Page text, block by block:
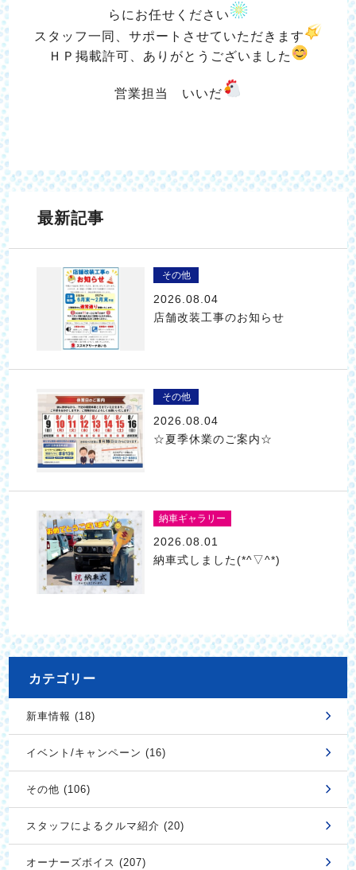
らにお任せください
スタッフ一同、サポートさせていただきます
ＨＰ掲載許可、ありがとうございました
営業担当 いいだ
最新記事
その他
2026.08.04
店舗改装工事のお知らせ
その他
2026.08.04
☆夏季休業のご案内☆
納車ギャラリー
2026.08.01
納車式しました(*^▽^*)
カテゴリー
新車情報 (18)
イベント/キャンペーン (16)
その他 (106)
スタッフによるクルマ紹介 (20)
オーナーズボイス (207)